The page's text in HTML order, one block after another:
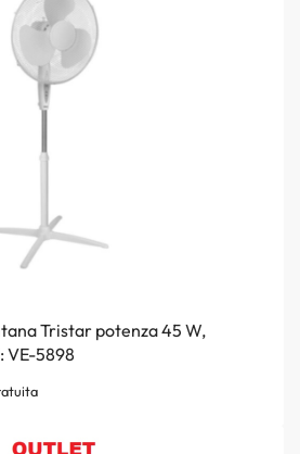
Tristar potenza 45 W,
VE-5898